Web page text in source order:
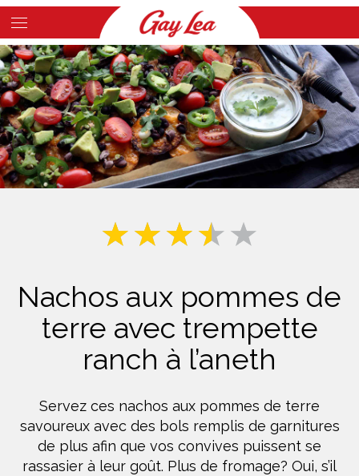
Skip
to
main
content
Main
Content
Nachos aux pommes de
terre avec trempette
ranch à l’aneth
Servez ces nachos aux pommes de terre
savoureux avec des bols remplis de garnitures
de plus afin que vos convives puissent se
rassasier à leur goût. Plus de fromage? Oui, s’il